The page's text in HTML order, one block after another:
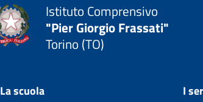
Istituto Comprensivo
"Pier Giorgio Frassati"
Torino (TO)
La scuola I